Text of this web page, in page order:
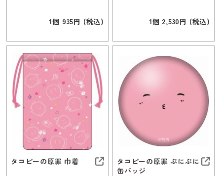
1個 935円 (税込) 1個 2,530円 (税込)
タコピーの原罪 巾着
タコピーの原罪 ぷにぷに
缶バッジ